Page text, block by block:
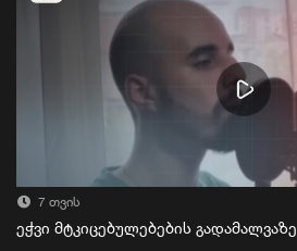
7 თვის
ეჭვი მტკიცებულებების გადამალვაზე